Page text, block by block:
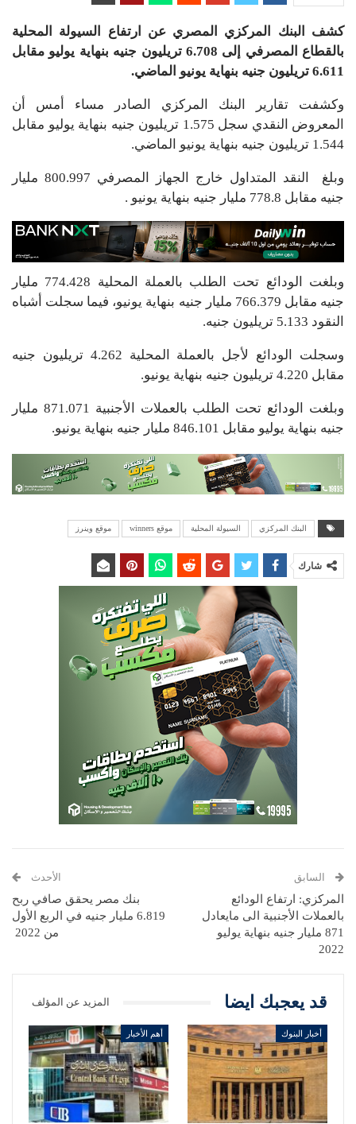
كشف البنك المركزي المصري عن ارتفاع السيولة المحلية
بالقطاع المصرفي إلى 6.708 تريليون جنيه بنهاية يوليو مقابل
6.611 تريليون جنيه بنهاية يونيو الماضي.
وكشفت تقارير البنك المركزي الصادر مساء أمس أن
المعروض النقدي سجل 1.575 تريليون جنيه بنهاية يوليو مقابل
1.544 تريليون جنيه بنهاية يونيو الماضي.
وبلغ النقد المتداول خارج الجهاز المصرفي 800.997 مليار
جنيه مقابل 778.8 مليار جنيه بنهاية يونيو .
وبلغت الودائع تحت الطلب بالعملة المحلية 774.428 مليار
جنيه مقابل 766.379 مليار جنيه بنهاية يونيو، فيما سجلت أشباه
النقود 5.133 تريليون جنيه.
وسجلت الودائع لأجل بالعملة المحلية 4.262 تريليون جنيه
مقابل 4.220 تريليون جنيه بنهاية يونيو.
وبلغت الودائع تحت الطلب بالعملات الأجنبية 871.071 مليار
جنيه بنهاية يوليو مقابل 846.101 مليار جنيه بنهاية يونيو.
البنك المركزي السيولة المحلية موقع winners موقع وينرز
شارك
السابق
المركزي: ارتفاع الودائع
بالعملات الأجنبية الى مايعادل
871 مليار جنيه بنهاية يوليو
2022
الأحدث
بنك مصر يحقق صافي ربح
6.819 مليار جنيه في الربع الأول
من 2022
قد يعجبك ايضا المزيد عن المؤلف
أخبار البنوك أهم الأخبار